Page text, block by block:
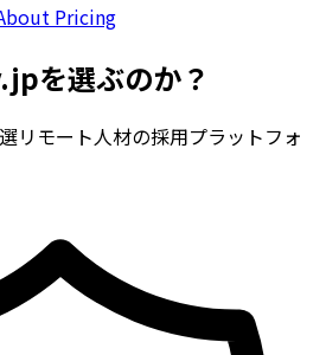
Pricing
を選ぶのか？
リモート人材の採用プラットフォ